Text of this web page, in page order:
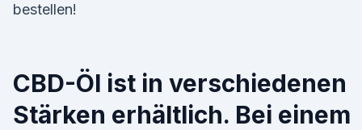
bestellen!
CBD-Öl ist in verschiedenen
Stärken erhältlich. Bei einem